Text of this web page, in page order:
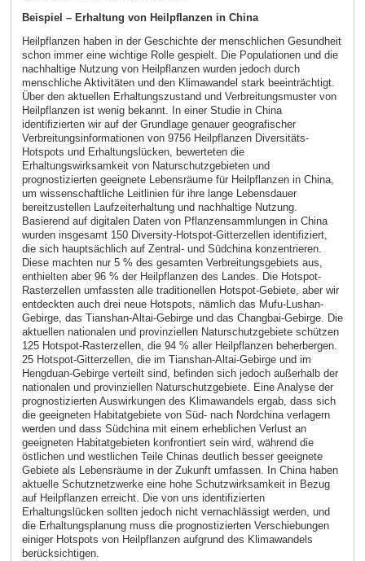
Beispiel – Erhaltung von Heilpflanzen in China
Heilpflanzen haben in der Geschichte der menschlichen Gesundheit
schon immer eine wichtige Rolle gespielt. Die Populationen und die
nachhaltige Nutzung von Heilpflanzen wurden jedoch durch
menschliche Aktivitäten und den Klimawandel stark beeinträchtigt.
Über den aktuellen Erhaltungszustand und Verbreitungsmuster von
Heilpflanzen ist wenig bekannt. In einer Studie in China
identifizierten wir auf der Grundlage genauer geografischer
Verbreitungsinformationen von 9756 Heilpflanzen Diversitäts-
Hotspots und Erhaltungslücken, bewerteten die
Erhaltungswirksamkeit von Naturschutzgebieten und
prognostizierten geeignete Lebensräume für Heilpflanzen in China,
um wissenschaftliche Leitlinien für ihre lange Lebensdauer
bereitzustellen Laufzeiterhaltung und nachhaltige Nutzung.
Basierend auf digitalen Daten von Pflanzensammlungen in China
wurden insgesamt 150 Diversity-Hotspot-Gitterzellen identifiziert,
die sich hauptsächlich auf Zentral- und Südchina konzentrieren.
Diese machten nur 5 % des gesamten Verbreitungsgebiets aus,
enthielten aber 96 % der Heilpflanzen des Landes. Die Hotspot-
Rasterzellen umfassten alle traditionellen Hotspot-Gebiete, aber wir
entdeckten auch drei neue Hotspots, nämlich das Mufu-Lushan-
Gebirge, das Tianshan-Altai-Gebirge und das Changbai-Gebirge. Die
aktuellen nationalen und provinziellen Naturschutzgebiete schützen
125 Hotspot-Rasterzellen, die 94 % aller Heilpflanzen beherbergen.
25 Hotspot-Gitterzellen, die im Tianshan-Altai-Gebirge und im
Hengduan-Gebirge verteilt sind, befinden sich jedoch außerhalb der
nationalen und provinziellen Naturschutzgebiete. Eine Analyse der
prognostizierten Auswirkungen des Klimawandels ergab, dass sich
die geeigneten Habitatgebiete von Süd- nach Nordchina verlagern
werden und dass Südchina mit einem erheblichen Verlust an
geeigneten Habitatgebieten konfrontiert sein wird, während die
östlichen und westlichen Teile Chinas deutlich besser geeignete
Gebiete als Lebensräume in der Zukunft umfassen. In China haben
aktuelle Schutznetzwerke eine hohe Schutzwirksamkeit in Bezug
auf Heilpflanzen erreicht. Die von uns identifizierten
Erhaltungslücken sollten jedoch nicht vernachlässigt werden, und
die Erhaltungsplanung muss die prognostizierten Verschiebungen
einiger Hotspots von Heilpflanzen aufgrund des Klimawandels
berücksichtigen.